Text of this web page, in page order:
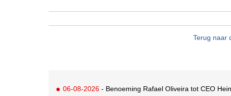
Terug naar
06-08-2026 - Benoeming Rafael Oliveira tot CEO